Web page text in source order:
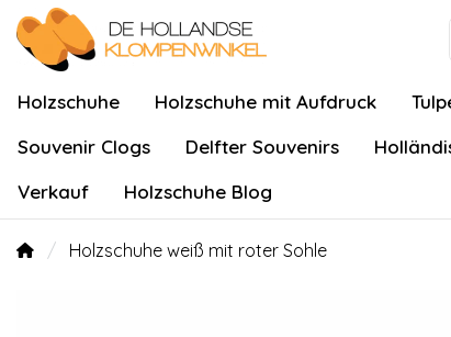
Holzschuhe Holzschuhe mit Aufdruck
Souvenir Clogs
Delfter Souvenirs
Verkauf
Holzschuhe Blog
Holzschuhe weiß mit roter Sohle